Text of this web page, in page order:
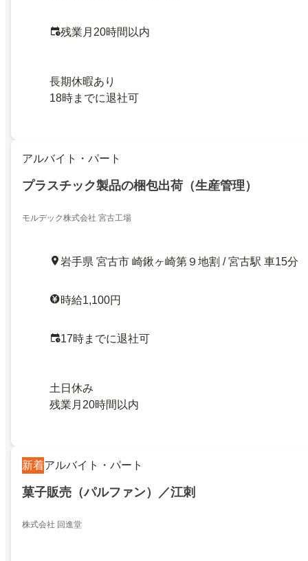
残業月20時間以内
長期休暇あり
18時までに退社可
アルバイト・パート
プラスチック製品の梱包出荷（生産管理）
モルデック株式会社 宮古工場
岩手県 宮古市 崎鍬ヶ崎第９地割 / 宮古駅 車15分
時給1,100円
17時までに退社可
土日休み
残業月20時間以内
新着アルバイト・パート
菓子販売（パルファン）／江刺
株式会社 回進堂